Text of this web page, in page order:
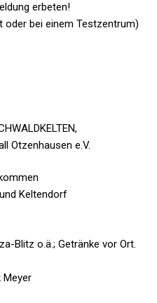
erbeten!
oder bei einem Testzentrum)
Otzenhausen e.V.
Keltendorf
Blitz o.ä.; Getränke vor Ort.
Meyer